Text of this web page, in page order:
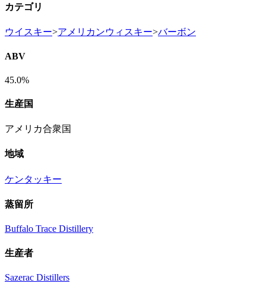
カテゴリ
ウイスキー>アメリカンウィスキー>バーボン
ABV
45.0%
生産国
アメリカ合衆国
地域
ケンタッキー
蒸留所
Buffalo Trace Distillery
生産者
Sazerac Distillers